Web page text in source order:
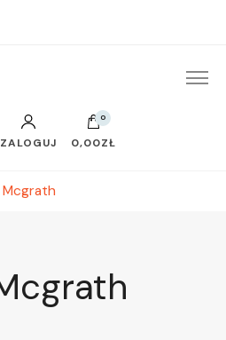
ZALOGUJ
0
0,00ZŁ